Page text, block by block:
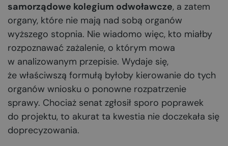
samorządowe kolegium odwoławcze, a zatem
organy, które nie mają nad sobą organów
wyższego stopnia. Nie wiadomo więc, kto miałby
rozpoznawać zażalenie, o którym mowa
w analizowanym przepisie. Wydaje się,
że właściwszą formułą byłoby kierowanie do tych
organów wniosku o ponowne rozpatrzenie
sprawy. Chociaż senat zgłosił sporo poprawek
do projektu, to akurat ta kwestia nie doczekała się
doprecyzowania.